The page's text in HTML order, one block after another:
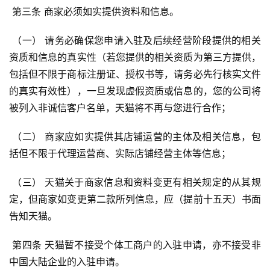
第三条 商家必须如实提供资料和信息。
资质和信息的真实性（若您提供的相关资质为第三方提供，
包括但不限于商标注册证、授权书等，请务必先行核实文件
的真实有效性），一旦发现虚假资质或信息的，您的公司将
被列入非诚信客户名单，天猫将不再与您进行合作；
括但不限于代理运营商、实际店铺经营主体等信息；
定，但商家如变更第二款所列信息，应（提前十五天）书面
告知天猫。
中国大陆企业的入驻申请。